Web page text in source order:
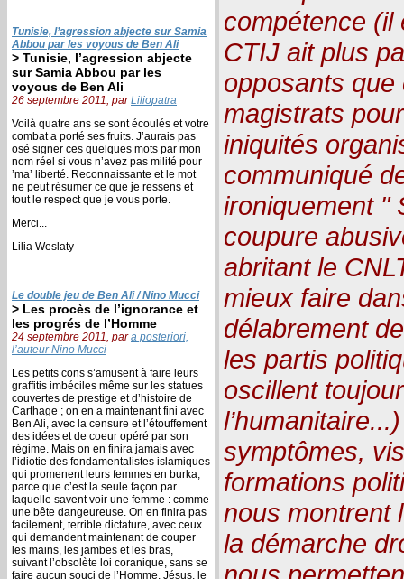
Tunisie, l’agression abjecte sur Samia
Abbou par les voyous de Ben Ali
> Tunisie, l’agression abjecte
sur Samia Abbou par les
voyous de Ben Ali
26 septembre 2011, parLiliopatra
Voilà quatre ans se sont écoulés et votre
combat a porté ses fruits. J’aurais pas
osé signer ces quelques mots par mon
nom réel si vous n’avez pas milité pour
’ma’ liberté. Reconnaissante et le mot
ne peut résumer ce que je ressens et
tout le respect que je vous porte.
Merci...
Lilia Weslaty
Le double jeu de Ben Ali / Nino Mucci
> Les procès de l’ignorance et
les progrés de l’Homme
24 septembre 2011, para posteriori,
l’auteur Nino Mucci
Les petits cons s’amusent à faire leurs
graffitis imbéciles même sur les statues
couvertes de prestige et d’histoire de
Carthage ; on en a maintenant fini avec
Ben Ali, avec la censure et l’étouffement
des idées et de coeur opéré par son
régime. Mais on en finira jamais avec
l’idiotie des fondamentalistes islamiques
qui promenent leurs femmes en burka,
parce que c’est la seule façon par
laquelle savent voir une femme : comme
une bête dangeureuse. On en finira pas
facilement, terrible dictature, avec ceux
qui demandent maintenant de couper
les mains, les jambes et les bras,
suivant l’obsolète loi coranique, sans se
faire aucun souci de l’Homme. Jésus, le
compétence (il
CTIJ ait plus
opposants
magistrats
iniquités
communiqué
ironiquement "
coupure
abritant le
mieux faire
délabrement
les partis
oscillent
symptômes,
formations
nous montrent
la démarche